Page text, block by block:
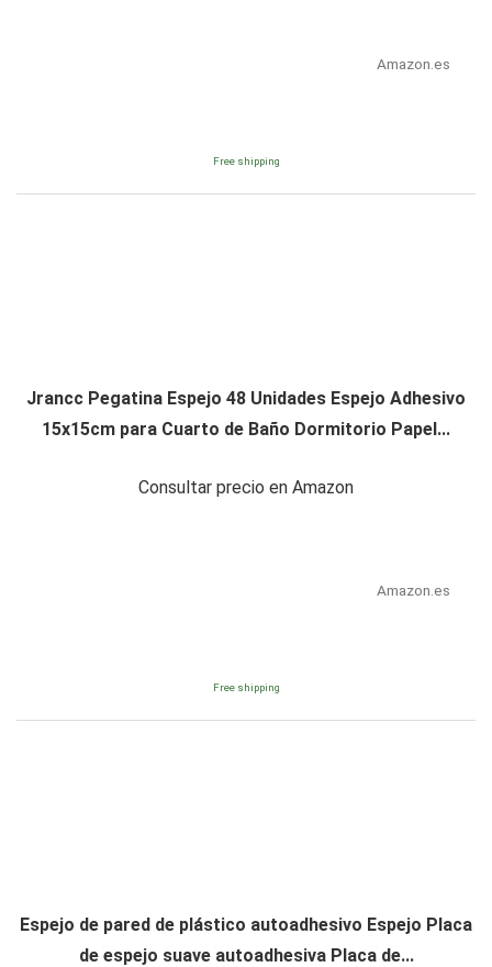
Amazon.es
Free shipping
Jrancc Pegatina Espejo 48 Unidades Espejo Adhesivo
15x15cm para Cuarto de Baño Dormitorio Papel...
Consultar precio en Amazon
Amazon.es
Free shipping
Espejo de pared de plástico autoadhesivo Espejo Placa
de espejo suave autoadhesiva Placa de...